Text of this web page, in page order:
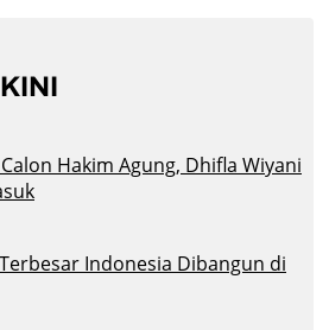
Hakim Agung, Dhifla Wiyani
Indonesia Dibangun di